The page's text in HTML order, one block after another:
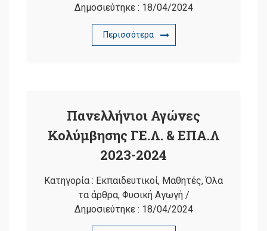
Δημοσιεύτηκε : 18/04/2024
Περισσότερα
Πανελλήνιοι Αγώνες
Κολύμβησης ΓΕ.Λ. & ΕΠΑ.Λ
2023-2024
Κατηγορία : Εκπαιδευτικοί, Μαθητές,Όλα
τα άρθρα, Φυσική Αγωγή/
Δημοσιεύτηκε : 18/04/2024